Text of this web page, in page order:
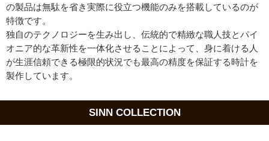
の製品は無駄を省き実際に役立つ機能のみを搭載しているのが
特徴です。
独自のテクノロジーを生み出し、伝統的で精緻な職人技とパイ
オニア的な革新性を一体化させることによって、身に着ける人
が生涯信頼できる極限的状況でも最高の精度を保証する時計を
製作しています。
SINN COLLECTION